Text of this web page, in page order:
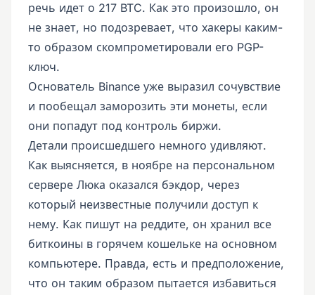
речь идет о 217 BTC. Как это произошло, он
не знает, но подозревает, что хакеры каким-
то образом скомпрометировали его PGP-
ключ.
Основатель Binance уже выразил сочувствие
и пообещал заморозить эти монеты, если
они попадут под контроль биржи.
Детали происшедшего немного удивляют.
Как выясняется, в ноябре на персональном
сервере Люка оказался бэкдор, через
который неизвестные получили доступ к
нему. Как пишут на реддите, он хранил все
биткоины в горячем кошельке на основном
компьютере. Правда, есть и предположение,
что он таким образом пытается избавиться